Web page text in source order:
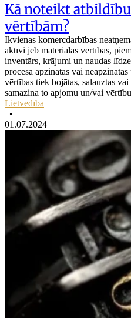
Kā noteikt
vērtībām?
Ikvienas komercdarbības
aktīvi jeb materiālās vērtības,
inventārs, krājumi un naudas
procesā apzinātas vai
vērtības tiek bojātas, salauztas
samazina to apjomu un/vai
Lietvedība
•
01.07.2024